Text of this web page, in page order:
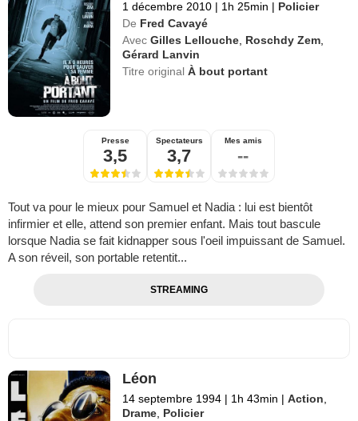
1 décembre 2010 | 1h 25min | Policier
De Fred Cavayé
Avec Gilles Lellouche Roschdy Zem
Gérard Lanvin
Titre originalÀ bout portant
Presse
3,5
Spectateurs
3,7
Mes amis
--
Tout va pour le mieux pour Samuel et Nadia : lui est bientôt
infirmier et elle, attend son premier enfant. Mais tout bascule
lorsque Nadia se fait kidnapper sous l'oeil impuissant de Samuel.
A son réveil, son portable retentit...
STREAMING
Léon
14 septembre 1994 | 1h 43min | Action,
Drame, Policier